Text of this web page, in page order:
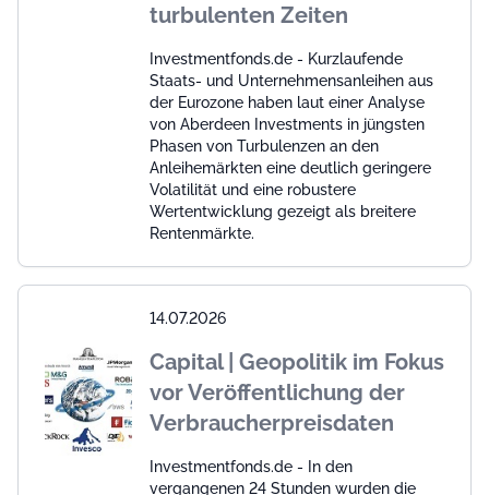
turbulenten Zeiten
Investmentfonds.de - Kurzlaufende
Staats- und Unternehmensanleihen aus
der Eurozone haben laut einer Analyse
von Aberdeen Investments in jüngsten
Phasen von Turbulenzen an den
Anleihemärkten eine deutlich geringere
Volatilität und eine robustere
Wertentwicklung gezeigt als breitere
Rentenmärkte.
14.07.2026
Capital | Geopolitik im Fokus
vor Veröffentlichung der
Verbraucherpreisdaten
Investmentfonds.de - In den
vergangenen 24 Stunden wurden die